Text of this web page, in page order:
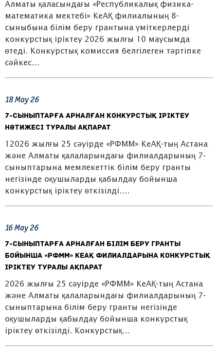
Алматы қаласындағы «Республикалық физика-
математика мектебі» КеАҚ филиалының 8-
сыныбына білім беру грантына үміткерлерді
конкурстық іріктеу 2026 жылғы 10 маусымда
өтеді. Конкурстық комиссия белгілеген тәртіпке
сәйкес…
18May26
7-сыныптарға арналған конкурстық іріктеу
нәтижесі туралы ақпарат
12026 жылғы 25 сәуірде «РФММ» КеАҚ-тың Астана
және Алматы қалаларындағы филиалдарының 7-
сыныптарына мемлекеттік білім беру гранты
негізінде оқушыларды қабылдау бойынша
конкурстық іріктеу өткізілді….
16May26
7-сыныптарға арналған білім беру гранты
бойынша «РФММ» КеАҚ филиалдарына конкурстық
іріктеу туралы ақпарат
2026 жылғы 25 сәуірде «РФММ» КеАҚ-тың Астана
және Алматы қалаларындағы филиалдарының 7-
сыныптарына білім беру гранты негізінде
оқушыларды қабылдау бойынша конкурстық
іріктеу өткізілді. Конкурстық…